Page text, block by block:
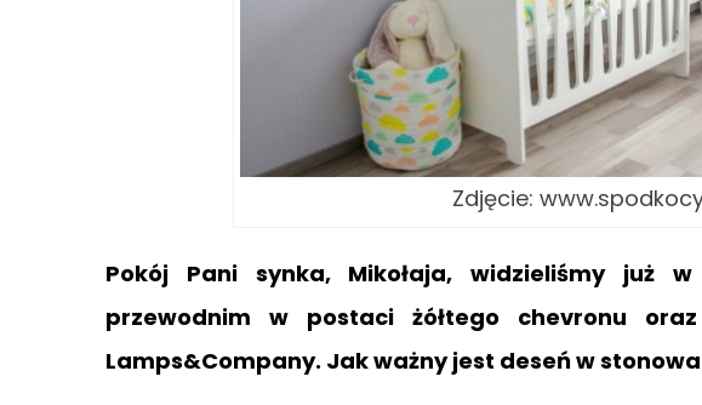
Zdjęcie:
Pokój Pani synka, Mikołaja, widzieliśmy już
przewodnim w postaci żółtego chevronu
Lamps&Company. Jak ważny jest deseń w